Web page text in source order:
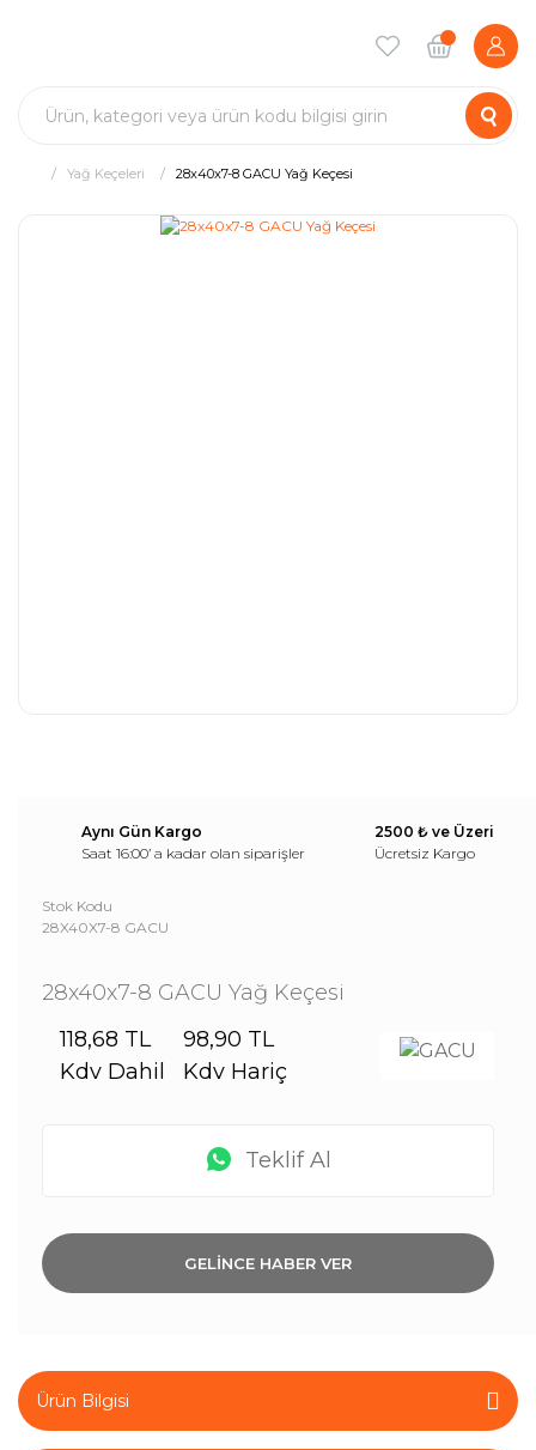
Yağ Keçeleri 28x40x7-8 GACU Yağ Keçesi
Aynı Gün Kargo
Saat 16:00’ a kadar olan siparişler
2500 ₺ ve Üzeri
Ücretsiz Kargo
Stok Kodu
28X40X7-8 GACU
28x40x7-8 GACU Yağ Keçesi
118,68 TL
Kdv Dahil
98,90 TL
Kdv Hariç
Teklif Al
GELİNCE HABER VER
Ürün Bilgisi